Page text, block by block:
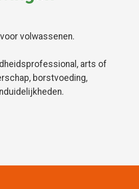
volwassenen.
arts of
borstvoeding,